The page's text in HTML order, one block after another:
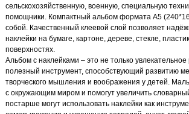
сельскохозяйственную, военную, специальную
помощники. Компактный альбом формата А5
собой. Качественный клеевой слой позволяет
наклейки на бумаге, картоне, дереве, стекле,
поверхностях.
Альбом с наклейками – это не только
полезный инструмент, способствующий развитию
творческого мышления и воображения у детей.
с окружающим миром и помогут увеличить
постарше могут использовать наклейки как